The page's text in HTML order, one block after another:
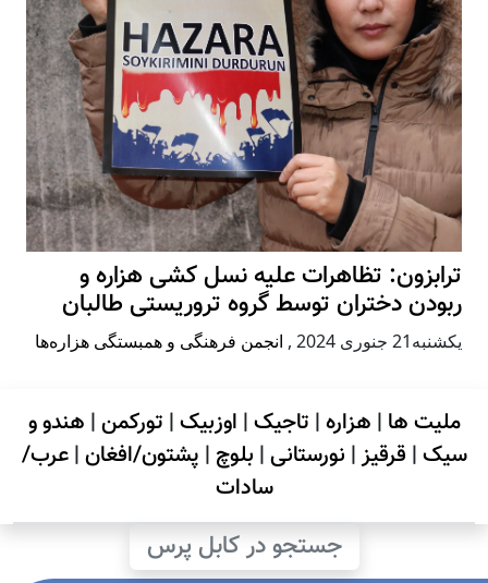
ترابزون: تظاهرات علیه نسل کشی هزاره و
ربودن دختران توسط گروه تروریستی طالبان
يكشنبه21 جنوری 2024 , انجمن فرهنگی و همبستگی هزاره‌ها
ملیت ها| هزاره| تاجیک| اوزبیک| تورکمن| هندو و
سیک| قرقیز| نورستانی| بلوچ| پشتون/افغان|عرب/
سادات
جستجو در کابل پرس